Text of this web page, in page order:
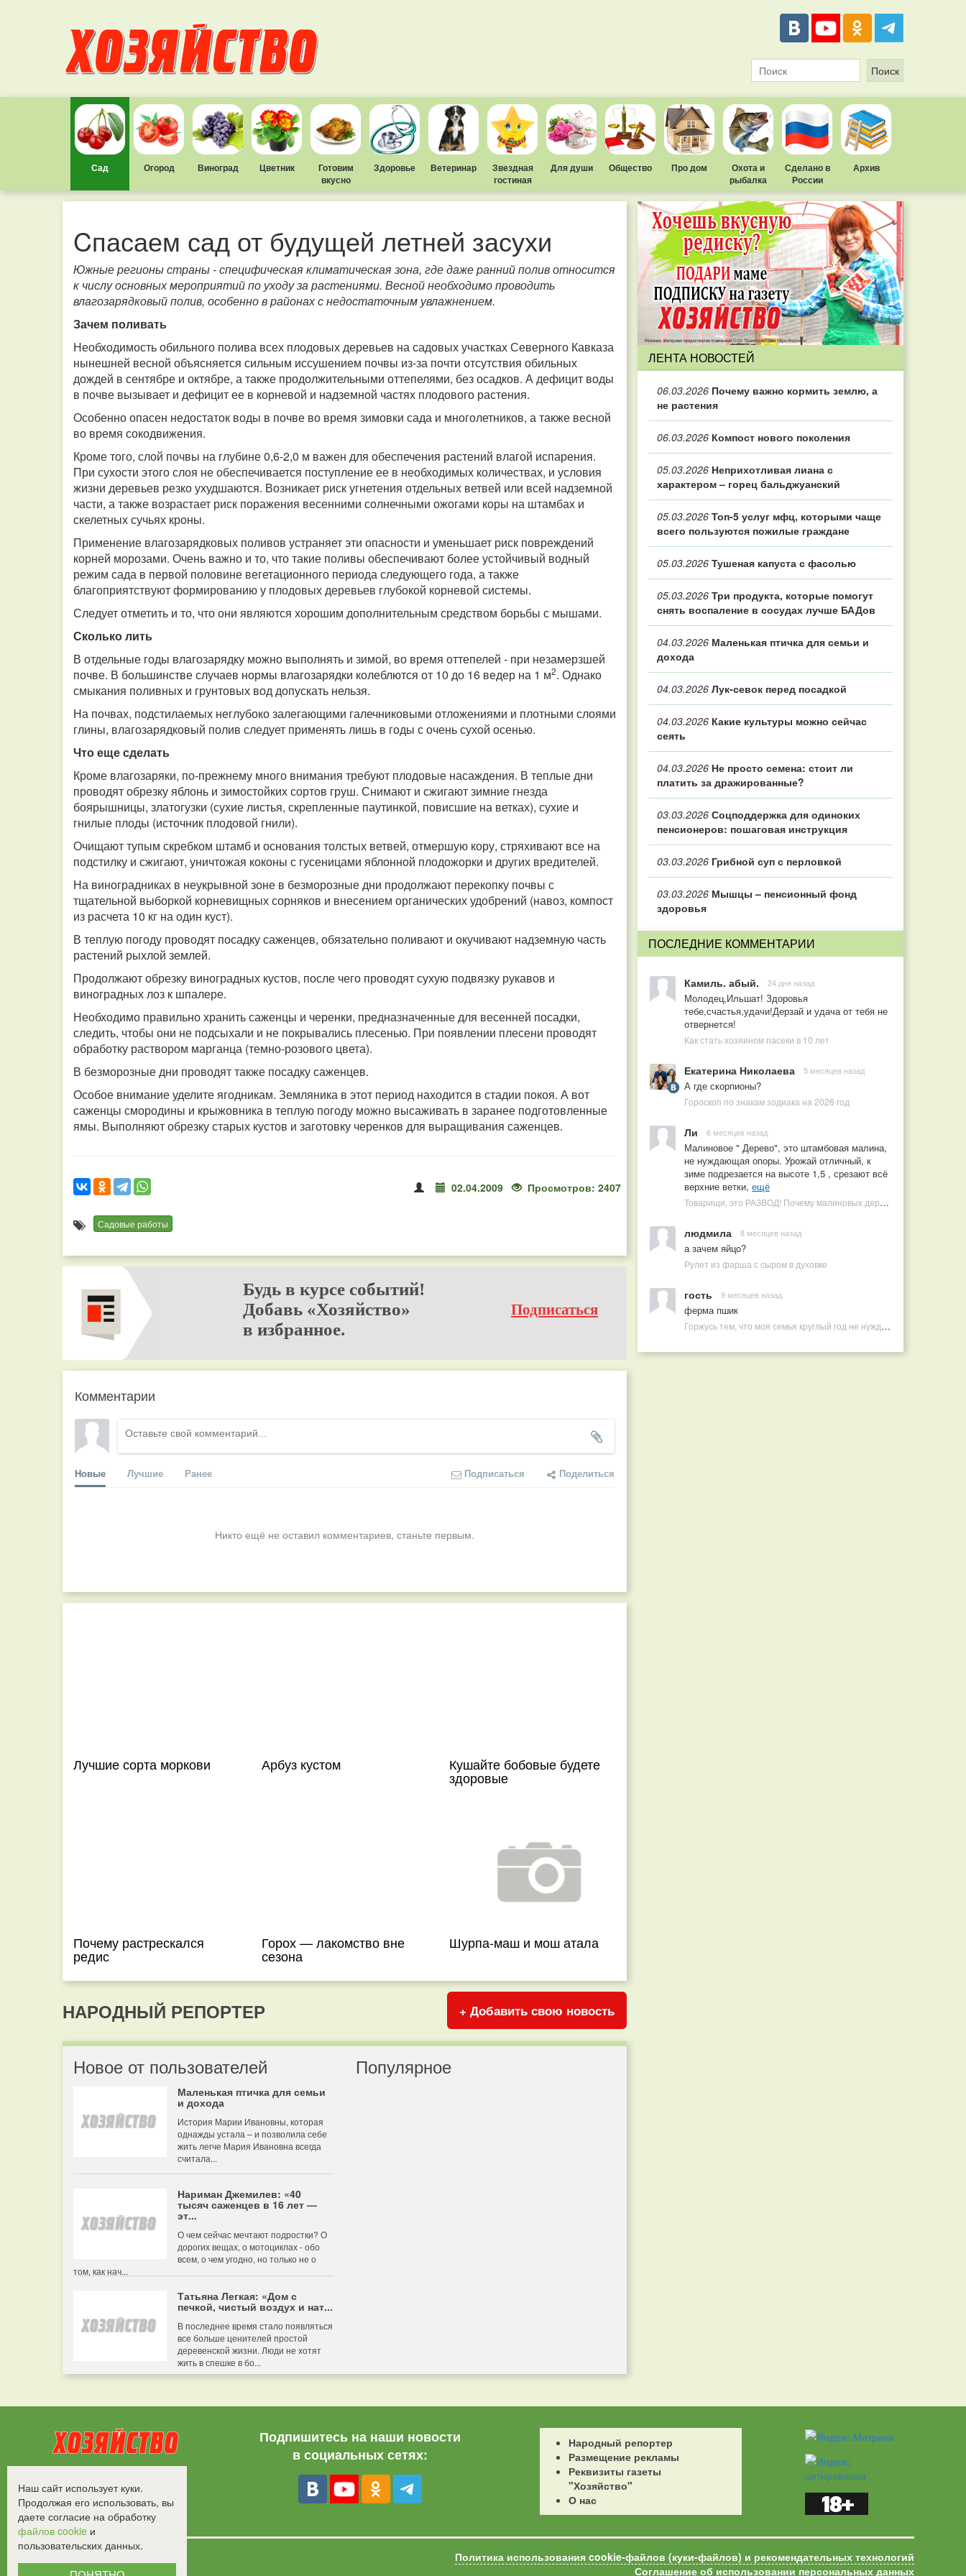
Сад Огород Виноград Цветник
Готовим
вкусно
Здоровье Ветеринар
Звездная
гостиная
Для души Общество Про дом
Охота и
рыбалка
Сделано в
России
Архив
Cпасаем сад от будущей летней засухи
Южные регионы страны - специфическая климатическая зона, где даже ранний полив относится
к числу основных мероприятий по уходу за растениями. Весной необходимо проводить
влагозарядковый полив, особенно в районах с недостаточным увлажнением.
Зачем поливать
Необходимость обильного полива всех плодовых деревьев на садовых участках Северного Кавказа
нынешней весной объясняется сильным иссушением почвы из-за почти отсутствия обильных
дождей в сентябре и октябре, а также продолжительными оттепелями, без осадков. А дефицит воды
в почве вызывает и дефицит ее в корневой и надземной частях плодового растения.
Особенно опасен недостаток воды в почве во время зимовки сада и многолетников, а также весной
во время сокодвижения.
Кроме того, слой почвы на глубине 0,6-2,0 м важен для обеспечения растений влагой испарения.
При сухости этого слоя не обеспечивается поступление ее в необходимых количествах, и условия
жизни деревьев резко ухудшаются. Возникает риск угнетения отдельных ветвей или всей надземной
части, а также возрастает риск поражения весенними солнечными ожогами коры на штамбах и
скелетных сучьях кроны.
Применение влагозарядковых поливов устраняет эти опасности и уменьшает риск повреждений
корней морозами. Очень важно и то, что такие поливы обеспечивают более устойчивый водный
режим сада в первой половине вегетационного периода следующего года, а также
благоприятствуют формированию у плодовых деревьев глубокой корневой системы.
Следует отметить и то, что они являются хорошим дополнительным средством борьбы с мышами.
Сколько лить
В отдельные годы влагозарядку можно выполнять и зимой, во время оттепелей - при незамерзшей
почве. В большинстве случаев нормы влагозарядки колеблются от 10 до 16 ведер на 1 м2. Однако
смыкания поливных и грунтовых вод допускать нельзя.
На почвах, подстилаемых неглубоко залегающими галечниковыми отложениями и плотными слоями
глины, влагозарядковый полив следует применять лишь в годы с очень сухой осенью.
Что еще сделать
Кроме влагозаряки, по-прежнему много внимания требуют плодовые насаждения. В теплые дни
проводят обрезку яблонь и зимостойких сортов груш. Снимают и сжигают зимние гнезда
боярышницы, златогузки (сухие листья, скрепленные паутинкой, повисшие на ветках), сухие и
гнилые плоды (источник плодовой гнили).
Очищают тупым скребком штамб и основания толстых ветвей, отмершую кору, стряхивают все на
подстилку и сжигают, уничтожая коконы с гусеницами яблонной плодожорки и других вредителей.
На виноградниках в неукрывной зоне в безморозные дни продолжают перекопку почвы с
тщательной выборкой корневищных сорняков и внесением органических удобрений (навоз, компост
из расчета 10 кг на один куст).
В теплую погоду проводят посадку саженцев, обязательно поливают и окучивают надземную часть
растений рыхлой землей.
Продолжают обрезку виноградных кустов, после чего проводят сухую подвязку рукавов и
виноградных лоз к шпалере.
Необходимо правильно хранить саженцы и черенки, предназначенные для весенней посадки,
следить, чтобы они не подсыхали и не покрывались плесенью. При появлении плесени проводят
обработку раствором марганца (темно-розового цвета).
В безморозные дни проводят также посадку саженцев.
Особое внимание уделите ягодникам. Земляника в этот период находится в стадии покоя. А вот
саженцы смородины и крыжовника в теплую погоду можно высаживать в заранее подготовленные
ямы. Выполняют обрезку старых кустов и заготовку черенков для выращивания саженцев.
02.04.2009 Просмотров: 2407
Садовые работы
Будь в курсе событий!
Добавь «Хозяйство»
в избранное.
Подписаться
Комментарии
Новые Лучшие Ранее Подписаться Поделиться
Никто ещё не оставил комментариев, станьте первым.
Лучшие сорта моркови Арбуз кустом Кушайте бобовые будете
здоровые
Почему растрескался
редис
Горох — лакомство вне
сезона
Шурпа-маш и мош атала
НАРОДНЫЙ РЕПОРТЕР + Добавить свою новость
Новое от пользователей
Маленькая птичка для семьи
и дохода
История Марии Ивановны, которая
однажды устала – и позволила себе
жить легче Мария Ивановна всегда
считала...
Нариман Джемилев: «40
тысяч саженцев в 16 лет —
эт...
О чем сейчас мечтают подростки? О
дорогих вещах, о мотоциклах - обо
всем, о чем угодно, но только не о
том, как нач...
Татьяна Легкая: «Дом с
печкой, чистый воздух и нат...
В последнее время стало появляться
все больше ценителей простой
деревенской жизни. Люди не хотят
жить в спешке в бо...
Популярное
ЛЕНТА НОВОСТЕЙ
06.03.2026 Почему важно кормить землю, а
не растения
06.03.2026 Компост нового поколения
05.03.2026 Неприхотливая лиана с
характером – горец бальджуанский
05.03.2026 Топ‑5 услуг мфц, которыми чаще
всего пользуются пожилые граждане
05.03.2026 Тушеная капуста с фасолью
05.03.2026 Три продукта, которые помогут
снять воспаление в сосудах лучше БАДов
04.03.2026 Маленькая птичка для семьи и
дохода
04.03.2026 Лук-севок перед посадкой
04.03.2026 Какие культуры можно сейчас
сеять
04.03.2026 Не просто семена: стоит ли
платить за дражированные?
03.03.2026 Соцподдержка для одиноких
пенсионеров: пошаговая инструкция
03.03.2026 Грибной суп с перловкой
03.03.2026 Мышцы – пенсионный фонд
здоровья
ПОСЛЕДНИЕ КОММЕНТАРИИ
Камиль. абый. 24 дня назад
Молодец,Ильшат! Здоровья
тебе,счастья,удачи!Дерзай и удача от тебя не
отвернется!
Как стать хозяином пасеки в 10 лет
Екатерина Николаева 5 месяцев назад
А где скорпионы?
Гороскоп по знакам зодиака на 2026 год
Ли 6 месяцев назад
Малиновое " Дерево", это штамбовая малина,
не нуждающая опоры. Урожай отличный, к
зиме подрезается на высоте 1,5 , срезают всё
верхние ветки, ещё
Товарищи, это РАЗВОД! Почему малиновых деревьев не бывает, или Как ушлые продавцы наживаются на мечтах садоводов
людмила 8 месяцев назад
а зачем яйцо?
Рулет из фарша с сыром в духовке
гость 9 месяцев назад
ферма пшик
Горжусь тем, что моя семья круглый год не нуждается в покупных витаминах
Все права защищены.
©2008-2017 - "Хозяйство"
Подпишитесь на наши новости
в социальных сетях:
Народный репортер
Размещение рекламы
Реквизиты газеты
"Хозяйство"
О нас
Политика использования cookie-файлов (куки-файлов) и рекомендательных технологий
Соглашение об использовании персональных данных
Наш сайт использует куки.
Продолжая его использовать, вы
даете согласие на обработку
файлов cookie и
пользовательских данных.